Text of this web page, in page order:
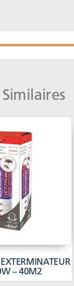
– 40M2